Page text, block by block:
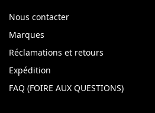
Nous contacter
Marques
Réclamations et retours
Expédition
FAQ (FOIRE AUX QUESTIONS)